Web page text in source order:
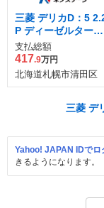
三菱 デリカD：5
P ディーゼルターボ
4WD
支払総額
417.9万円
北海道札幌市清田区
三菱 デ
Yahoo! JAPAN IDでロ
きるようになります。